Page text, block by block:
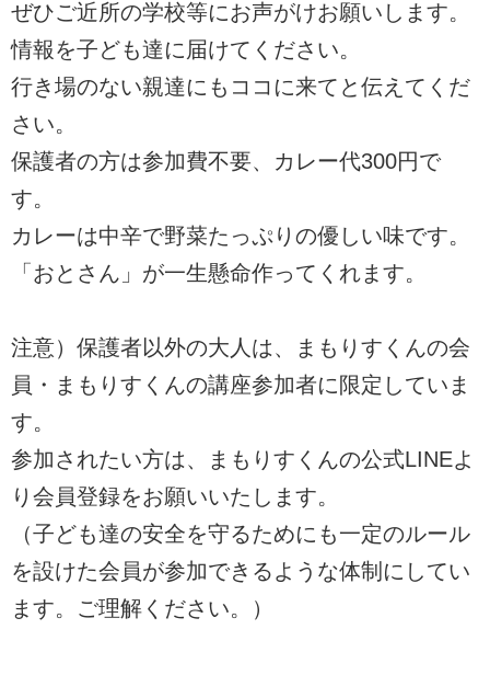
ぜひご近所の学校等にお声がけお願いします。
情報を子ども達に届けてください。
行き場のない親達にもココに来てと伝えてくだ
さい。
保護者の方は参加費不要、カレー代300円で
す。
カレーは中辛で野菜たっぷりの優しい味です。
「おとさん」が一生懸命作ってくれます。
注意）保護者以外の大人は、まもりすくんの会
員・まもりすくんの講座参加者に限定していま
す。
参加されたい方は、まもりすくんの公式LINEよ
り会員登録をお願いいたします。
（子ども達の安全を守るためにも一定のルール
を設けた会員が参加できるような体制にしてい
ます。ご理解ください。）